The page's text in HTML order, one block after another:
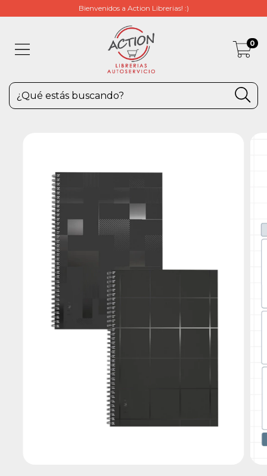
Bienvenidos a Action Librerias! :)
0